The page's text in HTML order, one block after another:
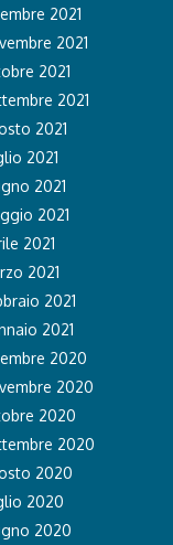
2021
2021
2021
2021
2021
2021
2021
2021
2021
2021
2021
2021
2020
2020
2020
2020
2020
2020
2020